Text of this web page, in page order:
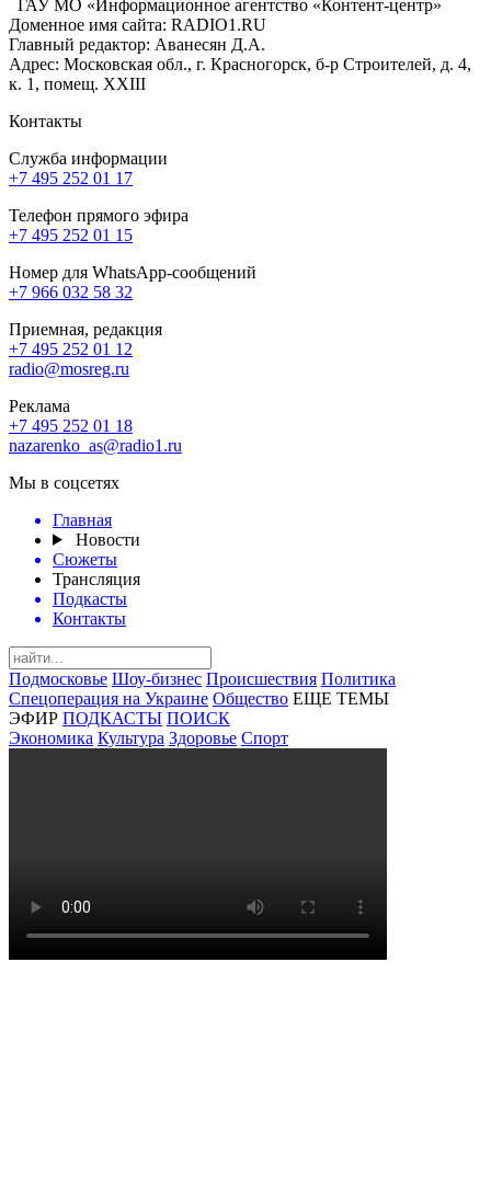
ГАУ МО «Информационное агентство «Контент-центр»
Доменное имя сайта: RADIO1.RU
Главный редактор: Аванесян Д.А.
Адрес: Московская обл., г. Красногорск, б-р Строителей, д. 4,
к. 1, помещ. XXIII
Контакты
Служба информации
+7 495 252 01 17
Телефон прямого эфира
+7 495 252 01 15
Номер для WhatsApp-сообщений
+7 966 032 58 32
Приемная, редакция
+7 495 252 01 12
radio@mosreg.ru
Реклама
+7 495 252 01 18
nazarenko_as@radio1.ru
Мы в соцсетях
Главная
Новости
Сюжеты
Трансляция
Подкасты
Контакты
Подмосковье Шоу-бизнес Происшествия Политика
Спецоперация на Украине Общество ЕЩЕ ТЕМЫ
ЭФИР ПОДКАСТЫ ПОИСК
Экономика Культура Здоровье Спорт